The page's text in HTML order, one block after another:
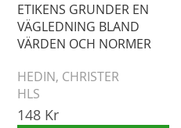
ETIKENS GRUNDER EN
VÄGLEDNING BLAND
VÄRDEN OCH NORMER
HEDIN, CHRISTER
HLS
148 Kr